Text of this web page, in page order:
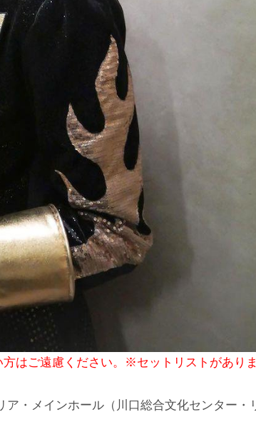
方はご遠慮ください。※セットリストがあり
メインホール（川口総合文化センター・